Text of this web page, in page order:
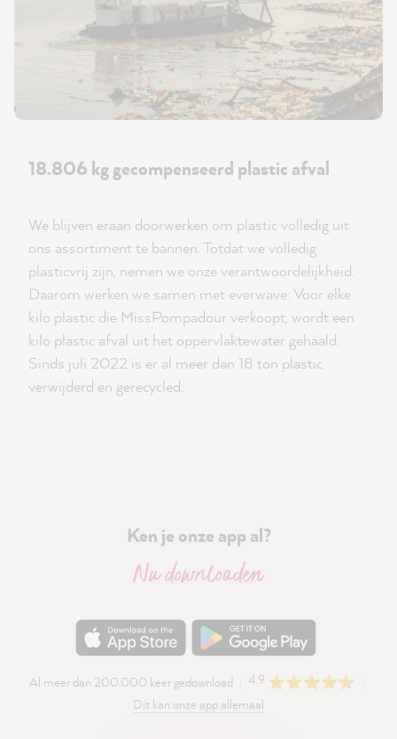
18.806 kg gecompenseerd plastic afval
We blijven eraan doorwerken om plastic volledig uit
ons assortiment te bannen. Totdat we volledig
plasticvrij zijn, nemen we onze verantwoordelijkheid.
Daarom werken we samen met everwave: Voor elke
kilo plastic die MissPompadour verkoopt, wordt een
kilo plastic afval uit het oppervlaktewater gehaald.
Sinds juli 2022 is er al meer dan 18 ton plastic
verwijderd en gerecycled.
Ken je onze app al?
Nu downloaden
Al meer dan 200.000 keer gedownload
4.9
Dit kan onze app allemaal